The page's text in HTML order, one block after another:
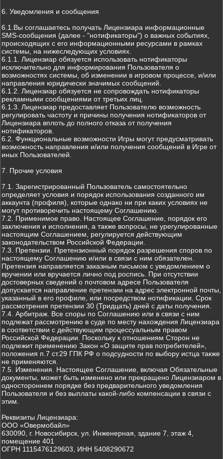
6. Уведомления и сообщения
6.1.Вы соглашаетесь получать Лицензиара информационные
SMS-сообщения (далее - "нотификаторы") о важных событиях,
происходящих с его информационными ресурсами в рамках
системы, на нижеследующих условиях.
6.1.1. Лицензиар обязуется использовать нотификаторы
исключительно для информирования Пользователя о
возможностях системы, об изменении в игровом процессе, и/или
направления юридически значимых сообщений.
6.1.2. Лицензиар обязуется не сопровождать нотификаторы
рекламными сообщениями от третьих лиц.
6.1.3. Лицензиар предоставляет Пользователю возможность
регулировать частоту и причины получения нотификаторов от
Лицензиара вплоть до полного отказа от получения
нотификаторов.
6.2. Функциональные возможности Игры могут предусматривать
возможность направления и/или получения сообщений в Игре от
иных Пользователей.
7. Прочие условия
7.1. Зарегистрированный Пользователь самостоятельно
определяет условия и порядок использования созданного им
аккаунта (профиля), которые однако ни при каких условиях не
могут противоречить настоящему Соглашению.
7.2. Применимое право. Настоящее Соглашение, порядок его
заключения и исполнения, а также вопросы, не урегулированные
настоящим Соглашением, регулируется действующим
законодательством Российской Федерации.
7.3. Претензии. Претензионный порядок разрешения споров по
настоящему Соглашению и/или в связи с ним обязателен.
Претензия направляется заказным письмом с уведомлением о
вручении или вручается лично под роспись. При отсутствии
достоверных сведений о почтовом адресе Пользователя
допускается направление претензии на адрес электронной почты,
указанный в его профиле, или посредством нотификации. Срок
рассмотрения претензии 30 (Тридцать) дней с даты получения.
7.4. Арбитраж. Все споры по Соглашению или в связи с ним
подлежат рассмотрению в суде по месту нахождения Лицензиара
в соответствии с действующим процессуальным правом
Российской Федерации. Поскольку к отношениям Сторон не
подлежит применению Закон «О защите прав потребителей»,
положения п.7 ст.29 ГПК РФ о подсудности по выбору истца также
не применяются.
7.5. Изменения. Настоящее Соглашение, включая Обязательные
документы, может быть изменено или прекращено Лицензиаром в
одностороннем порядке без предварительного уведомления
Пользователя и без выплаты какой-либо компенсации в связи с
этим.
Реквизиты Лицензиара:
ООО «Овермобайл»
630090, г. Новосибирск, ул. Инженерная, здание 7, этаж 4,
помещение 401
ОГРН 1115476129603, ИНН 5408290672